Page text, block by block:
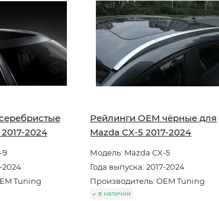
2024
9
2024
Tuning
Рейлинги OEM чёрные для
Mazda CX-5 2017-2024
Модель: Mazda CX-5
Года выпуска: 2017-2024
Производитель: OEM Tuning
в наличии